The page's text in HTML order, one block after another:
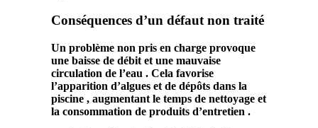
Conséquences d’un défaut non traité
Un problème non pris en charge provoque
une baisse de débit et une mauvaise
circulation de l’eau . Cela favorise
l’apparition d’algues et de dépôts dans la
piscine , augmentant le temps de nettoyage et
la consommation de produits d’entretien .